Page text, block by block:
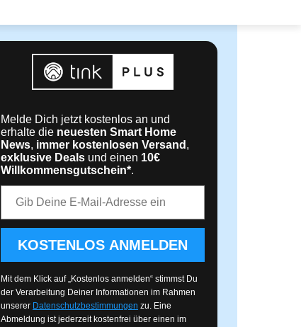
Melde Dich jetzt kostenlos an und
erhalte die neuesten Smart Home
News, immer kostenlosen Versand ,
exklusive Deals und einen 10€
Willkommensgutschein*.
KOSTENLOS ANMELDEN
Mit dem Klick auf „Kostenlos anmelden“ stimmst Du
der Verarbeitung Deiner Informationen im Rahmen
unserer Datenschutzbestimmungen zu. Eine
Abmeldung ist jederzeit kostenfrei über einen im